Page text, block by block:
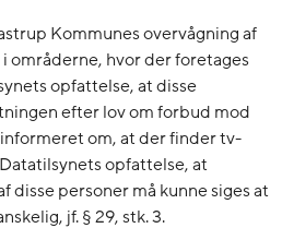
Kommunes overvågning af
områderne, hvor der foretages
opfattelse, at disse
efter lov om forbud mod
om, at der finder tv-
opfattelse, at
personer må kunne siges at
jf. § 29, stk. 3.